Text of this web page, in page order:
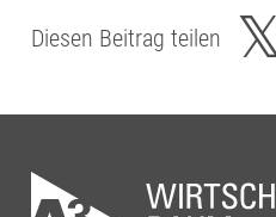
Diesen Beitrag teilen